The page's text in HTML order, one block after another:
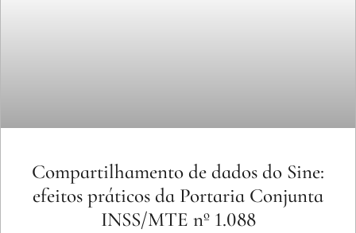
Compartilhamento de dados do Sine:
efeitos práticos da Portaria Conjunta
INSS/MTE nº 1.088